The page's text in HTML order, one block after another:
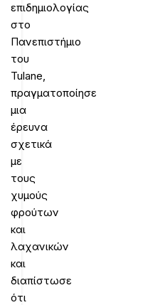
επιδημιολογίας
στο
Πανεπιστήμιο
του
Tulane,
πραγματοποίησε
μια
έρευνα
σχετικά
με
τους
χυμούς
φρούτων
και
λαχανικών
και
διαπίστωσε
ότι